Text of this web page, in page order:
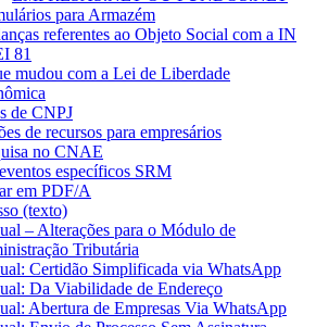
para Armazém
referentes ao Objeto Social com a IN
81
mudou com a Lei de Liberdade
de CNPJ
de recursos para empresários
no CNAE
específicos SRM
em PDF/A
(texto)
– Alterações para o Módulo de
Tributária
Certidão Simplificada via WhatsApp
Da Viabilidade de Endereço
Abertura de Empresas Via WhatsApp